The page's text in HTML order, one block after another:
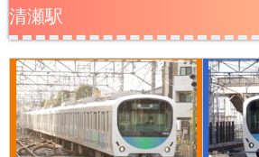
清瀬駅